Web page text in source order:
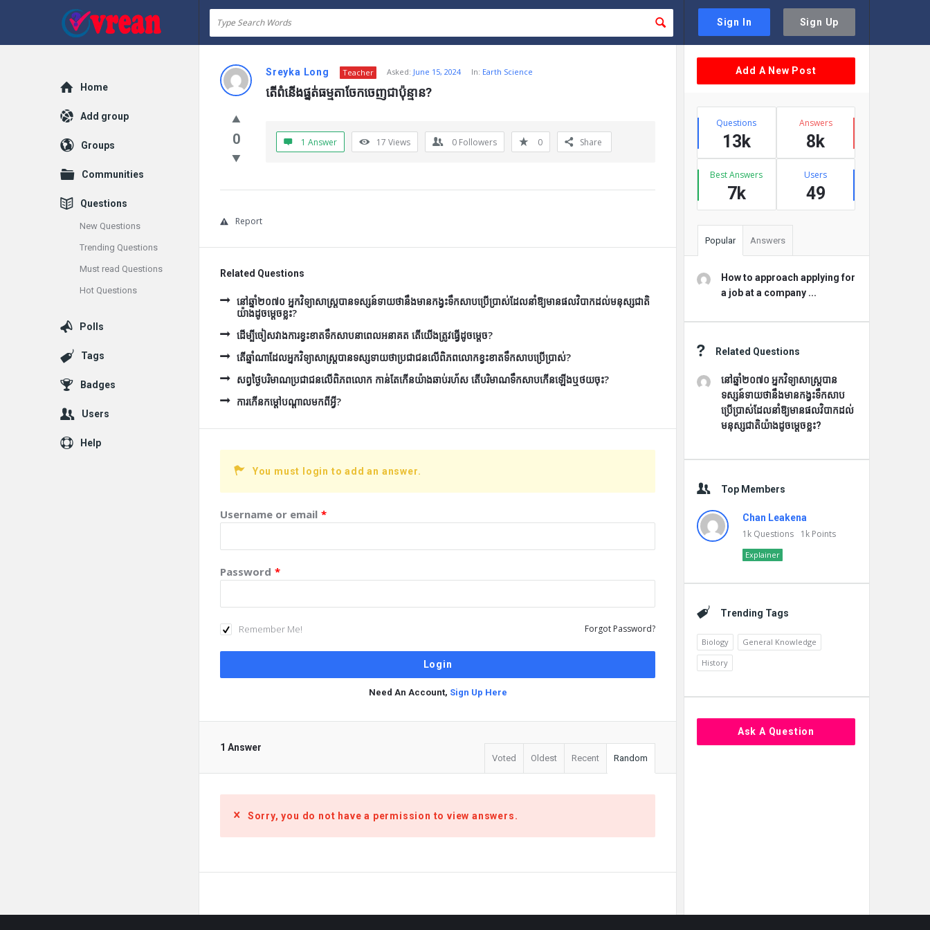
Sign In Sign Up
vrean.com
Sreyka Long Teacher Asked: June 15, 2024 In: Earth Science
តើពំនើងផ្នត់ធម្មតាចែកចេញជាប៉ុន្មាន?
0 1 Answer 17 Views 0 Followers 0 Share
Report
Related Questions
នៅឆ្នាំ២០៧០ អ្នកវិទ្យាសាស្ត្របានទស្សន៍ទាយថានឹងមានកង្វះទឹកសាបប្រើប្រាស់ដែលនាំឱ្យមានផលវិបាកដល់មនុស្សជាតិ
យ៉ាងដូចម្តេចខ្លះ?
ដើម្បីចៀសវាងការខ្វះខាតទឹកសាបនាពេលអនាគត តើយើងត្រូវធ្វើដូចម្តេច?
តើឆ្នាំណាដែលអ្នកវិទ្យាសាស្ត្របានទស្សទាយថាប្រជាជនលើពិភពលោកខ្វះខាតទឹកសាបប្រើប្រាស់?
សព្វថ្ងៃបរិមាណប្រជាជនលើពិភពលោក កាន់តែកើនយ៉ាងឆាប់រហ័ស តើបរិមាណទឹកសាបកើនឡើងឬថយចុះ?
ការកើនកម្តៅបណ្តាលមកពីអ្វី?
You must login to add an answer.
Username or email *
Password *
Remember Me! Forgot Password?
Need An Account, Sign Up Here
1 Answer
Voted Oldest Recent Random
Sorry, you do not have a permission to view answers.
Sidebar
Add A New Post
Stats
Questions
13k
Answers
8k
Best Answers
7k
Users
49
Popular Answers
How to approach applying for
a job at a company ...
Related Questions
នៅឆ្នាំ២០៧០ អ្នកវិទ្យាសាស្ត្របាន
ទស្សន៍ទាយថានឹងមានកង្វះទឹកសាប
ប្រើប្រាស់ដែលនាំឱ្យមានផលវិបាកដល់
មនុស្សជាតិយ៉ាងដូចម្តេចខ្លះ?
Top Members
Chan Leakena
1k Questions 1k Points
Explainer
Trending Tags
Biology
General Knowledge
History
Ask A Question
Explore
Home
Add group
Groups
Communities
Questions
New Questions
Trending Questions
Must read Questions
Hot Questions
Polls
Tags
Badges
Users
Help